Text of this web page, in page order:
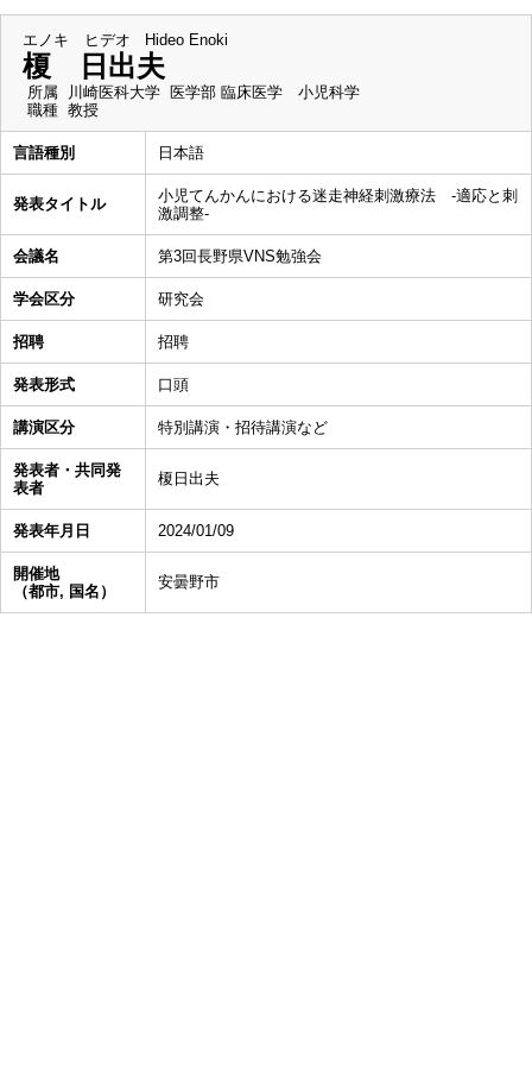
エノキ ヒデオ Hideo Enoki
榎 日出夫
所属
川崎医科大学 医学部 臨床医学 小児科学
職種 教授
言語種別 日本語
発表タイトル
小児てんかんにおける迷走神経刺激療法 -適応と刺
激調整-
会議名 第3回長野県VNS勉強会
学会区分 研究会
招聘 招聘
発表形式 口頭
講演区分 特別講演・招待講演など
発表者・共同発
表者
榎日出夫
発表年月日 2024/01/09
開催地
（都市, 国名）
安曇野市